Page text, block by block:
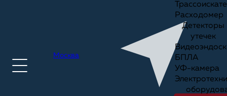
Москва
Расходомер
Детекторы
утечек
БПЛА
УФ-камера